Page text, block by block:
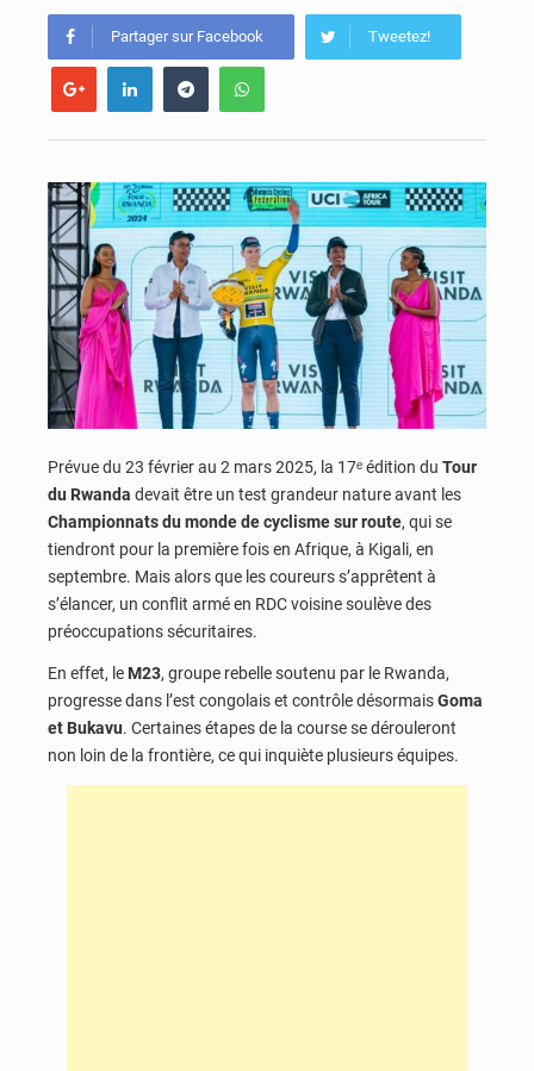
Partager sur Facebook Tweetez!
Prévue du 23 février au 2 mars 2025, la 17ᵉ édition du Tour
du Rwanda devait être un test grandeur nature avant les
Championnats du monde de cyclisme sur route, qui se
tiendront pour la première fois en Afrique, à Kigali, en
septembre. Mais alors que les coureurs s’apprêtent à
s’élancer, un conflit armé en RDC voisine soulève des
préoccupations sécuritaires.
En effet, le M23, groupe rebelle soutenu par le Rwanda,
progresse dans l’est congolais et contrôle désormaisGoma
et Bukavu. Certaines étapes de la course se dérouleront
non loin de la frontière, ce qui inquiète plusieurs équipes.